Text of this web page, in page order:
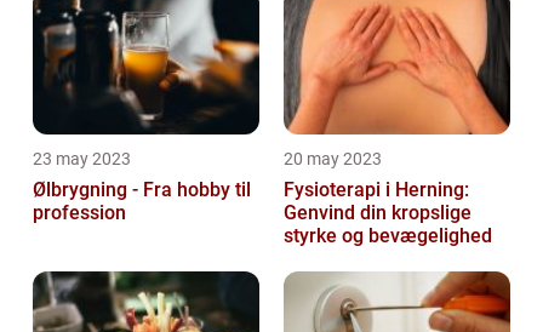
23 may 2023
Ølbrygning - Fra hobby til
profession
20 may 2023
Fysioterapi i Herning:
Genvind din kropslige
styrke og bevægelighed